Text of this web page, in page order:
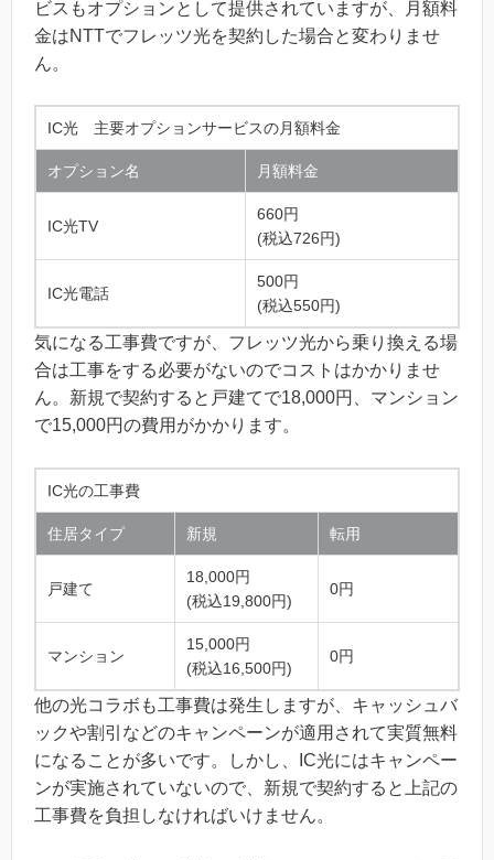
ビスもオプションとして提供されていますが、月額料
金はNTTでフレッツ光を契約した場合と変わりませ
ん。
IC光 主要オプションサービスの月額料金
オプション名 月額料金
IC光TV
660円
(税込726円)
IC光電話
500円
(税込550円)
気になる工事費ですが、フレッツ光から乗り換える場
合は工事をする必要がないのでコストはかかりませ
ん。新規で契約すると戸建てで18,000円、マンション
で15,000円の費用がかかります。
IC光の工事費
住居タイプ 新規 転用
戸建て
18,000円
(税込19,800円)
0円
マンション
15,000円
(税込16,500円)
0円
他の光コラボも工事費は発生しますが、キャッシュバ
ックや割引などのキャンペーンが適用されて実質無料
になることが多いです。しかし、IC光にはキャンペー
ンが実施されていないので、新規で契約すると上記の
工事費を負担しなければいけません。